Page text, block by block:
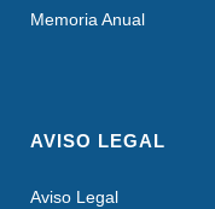
Memoria Anual
AVISO LEGAL
Aviso Legal